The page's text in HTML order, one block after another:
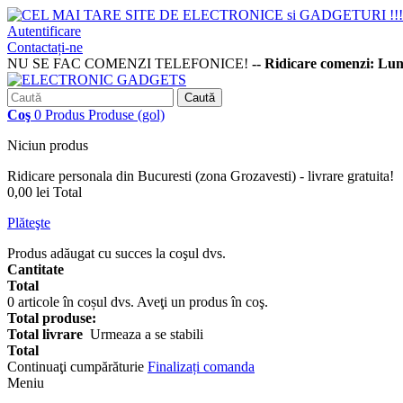
Autentificare
Contactați-ne
NU SE FAC COMENZI TELEFONICE! -- Ridicare comenzi:
Caută
Coş 0 Produs Produse (gol)
Niciun produs
Ridicare personala din Bucuresti (zona Grozavesti) - livrare gratuita!
0,00 lei Total
Plăteşte
Produs adăugat cu succes la coşul dvs.
Cantitate
Total
0 articole în coșul dvs. Aveţi un produs în coş.
Total produse:
Total livrare Urmeaza a se stabili
Total
Continuaţi cumpărăturie Finalizați comanda
Meniu